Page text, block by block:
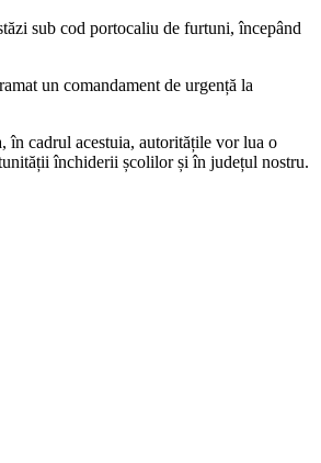
sub cod portocaliu de furtuni, începând
un comandament de urgență la
în cadrul acestuia, autoritățile vor lua o
închiderii școlilor și în județul nostru.